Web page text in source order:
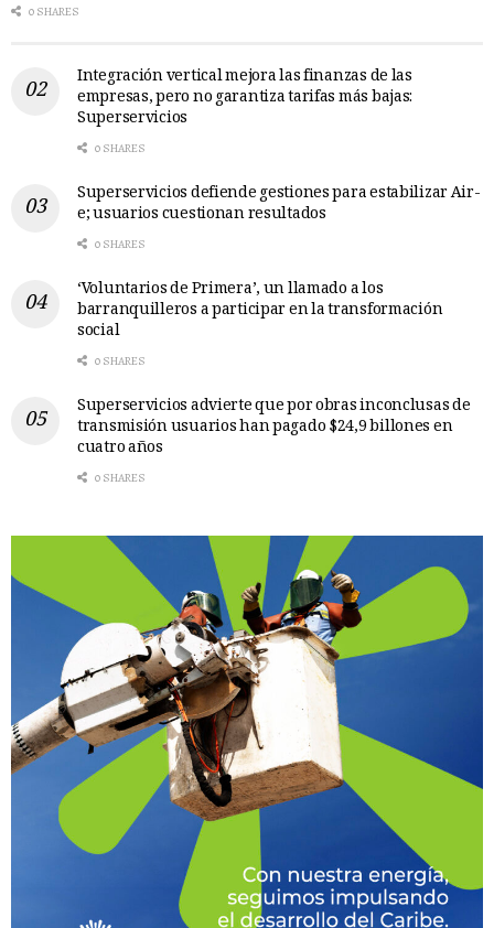
0 SHARES
Integración vertical mejora las finanzas de las
empresas, pero no garantiza tarifas más bajas:
Superservicios
0 SHARES
Superservicios defiende gestiones para estabilizar Air-
e; usuarios cuestionan resultados
0 SHARES
‘Voluntarios de Primera’, un llamado a los
barranquilleros a participar en la transformación
social
0 SHARES
Superservicios advierte que por obras inconclusas de
transmisión usuarios han pagado $24,9 billones en
cuatro años
0 SHARES